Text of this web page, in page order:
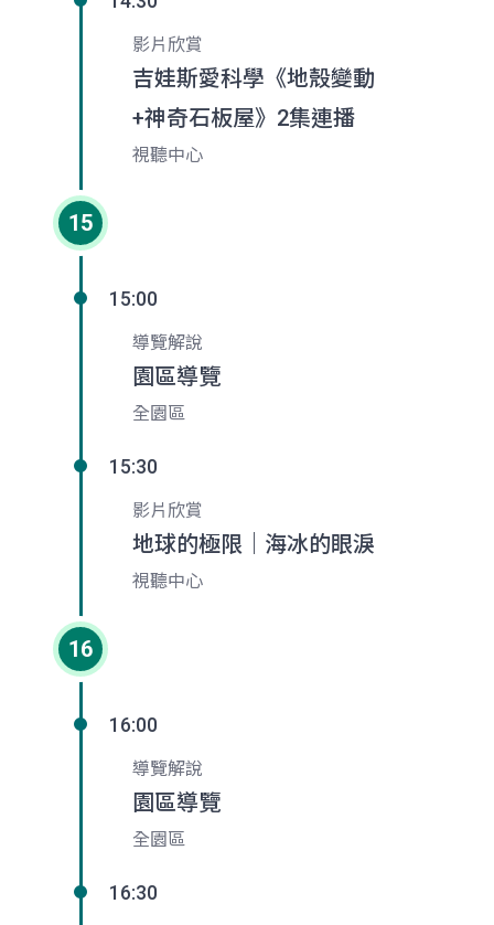
影片欣賞
吉娃斯愛科學《地殼變動
+神奇石板屋》2集連播
視聽中心
15
15:00
導覽解說
園區導覽
全園區
15:30
影片欣賞
地球的極限｜海冰的眼淚
視聽中心
16
16:00
導覽解說
園區導覽
全園區
16:30